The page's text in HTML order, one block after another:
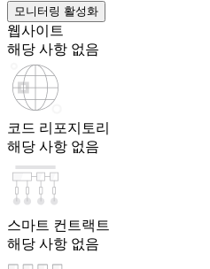
모니터링 활성화
웹사이트
해당 사항 없음
코드 리포지토리
해당 사항 없음
스마트 컨트랙트
해당 사항 없음